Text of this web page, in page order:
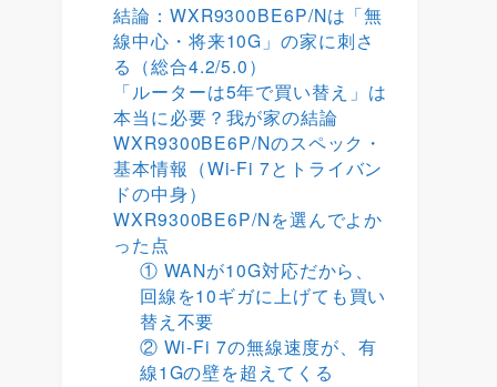
結論：WXR9300BE6P/Nは「無
線中心・将来10G」の家に刺さ
る（総合4.2/5.0）
「ルーターは5年で買い替え」は
本当に必要？我が家の結論
WXR9300BE6P/Nのスペック・
基本情報（Wi-Fi 7とトライバン
ドの中身）
WXR9300BE6P/Nを選んでよか
った点
① WANが10G対応だから、
回線を10ギガに上げても買い
替え不要
② Wi-Fi 7の無線速度が、有
線1Gの壁を超えてくる